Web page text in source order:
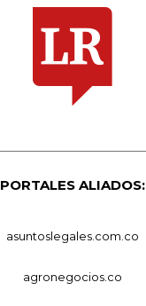
PORTALES ALIADOS:
asuntoslegales.com.co
agronegocios.co